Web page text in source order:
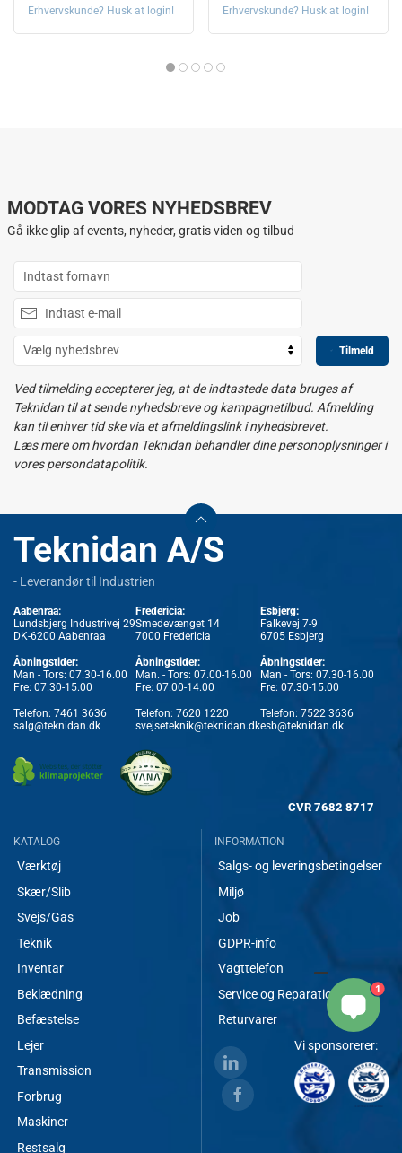
Erhvervskunde? Husk at login!
Erhvervskunde? Husk at login!
MODTAG VORES NYHEDSBREV
Gå ikke glip af events, nyheder, gratis viden og tilbud
Tilmeld
Ved tilmelding accepterer jeg, at de indtastede data bruges af
Teknidan til at sende nyhedsbreve og kampagnetilbud. Afmelding
kan til enhver tid ske via et afmeldingslink i nyhedsbrevet.
Læs mere om hvordan Teknidan behandler dine personoplysninger i
vores persondatapolitik.
Teknidan A/S
- Leverandør til Industrien
Aabenraa:
Lundsbjerg Industrivej 29
DK-6200 Aabenraa
Åbningstider:
Man - Tors: 07.30-16.00
Fre: 07.30-15.00
Telefon: 7461 3636
salg@teknidan.dk
Fredericia:
Smedevænget 14
7000 Fredericia
Åbningstider:
Man. - Tors: 07.00-16.00
Fre: 07.00-14.00
Telefon: 7620 1220
svejseteknik@teknidan.dk
Esbjerg:
Falkevej 7-9
6705 Esbjerg
Åbningstider:
Man - Tors: 07.30-16.00
Fre: 07.30-15.00
Telefon: 7522 3636
esb@teknidan.dk
CVR 7682 8717
KATALOG
Værktøj
Skær/Slib
Svejs/Gas
Teknik
Inventar
Beklædning
Befæstelse
Lejer
Transmission
Forbrug
Maskiner
Restsalg
INFORMATION
Salgs- og leveringsbetingelser
Miljø
Job
GDPR-info
Vagttelefon
Service og Reparationer
Returvarer
Vi sponsorerer:
1